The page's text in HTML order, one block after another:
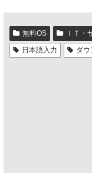
無料OS ＩＴ・
日本語入力
ダウ